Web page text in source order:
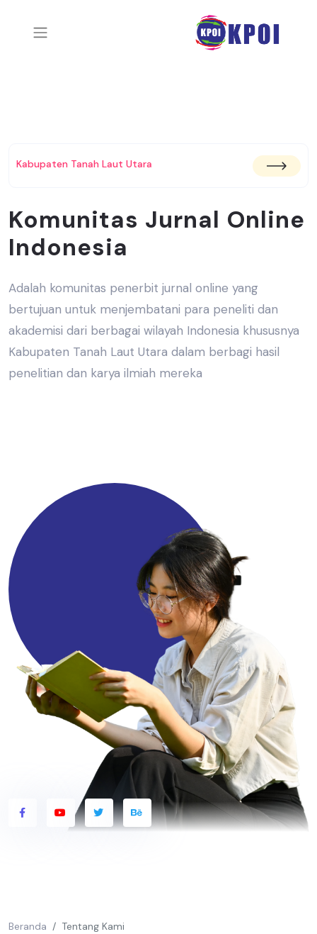
Kabupaten Tanah Laut Utara
Komunitas Jurnal Online
Indonesia
Adalah komunitas penerbit jurnal online yang
bertujuan untuk menjembatani para peneliti dan
akademisi dari berbagai wilayah Indonesia khususnya
Kabupaten Tanah Laut Utara dalam berbagi hasil
penelitian dan karya ilmiah mereka
Beranda Tentang Kami